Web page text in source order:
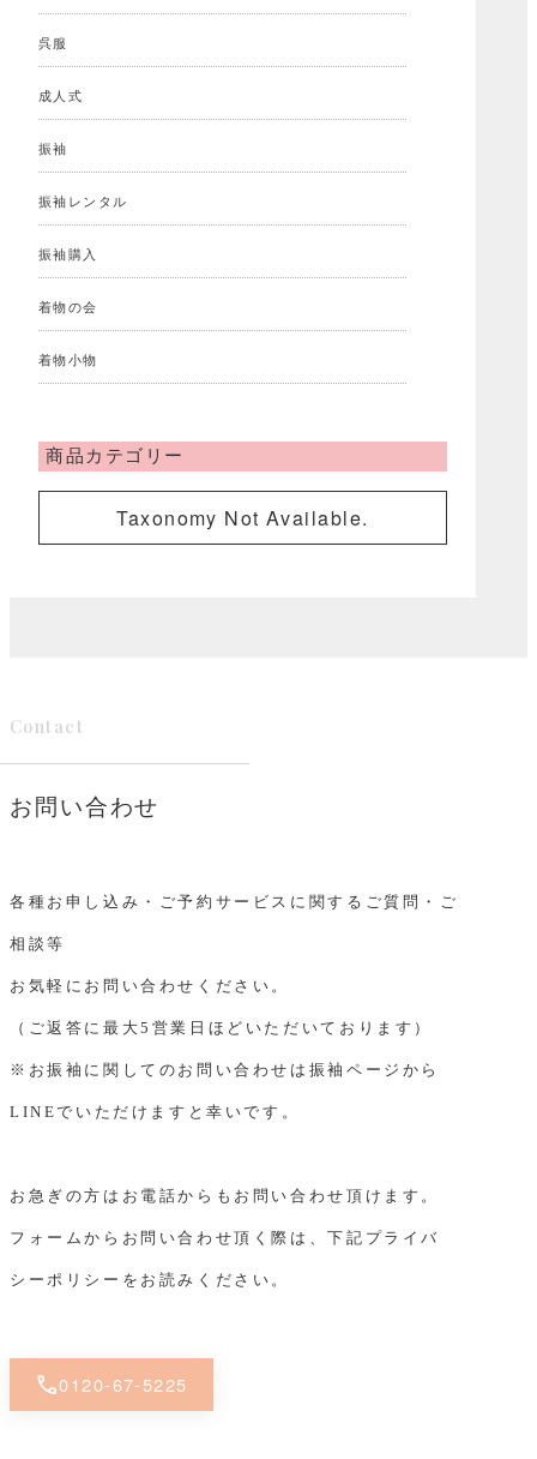
呉服
成人式
振袖
振袖レンタル
振袖購入
着物の会
着物小物
商品カテゴリー
Taxonomy Not Available.
Contact
お問い合わせ
各種お申し込み・ご予約サービスに関するご質問・ご
相談等
お気軽にお問い合わせください。
（ご返答に最大5営業日ほどいただいております）
※お振袖に関してのお問い合わせは振袖ページから
LINEでいただけますと幸いです。
お急ぎの方はお電話からもお問い合わせ頂けます。
フォームからお問い合わせ頂く際は、下記プライバ
シーポリシーをお読みください。
call0120-67-5225